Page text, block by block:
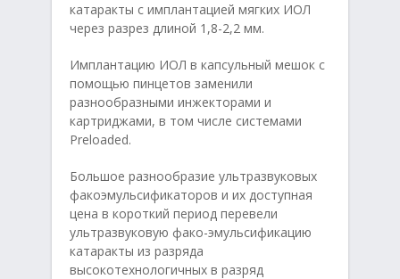
катаракты с имплантацией мягких ИОЛ
через разрез длиной 1,8-2,2 мм.
Имплантацию ИОЛ в капсульный мешок с
помощью пинцетов заменили
разнообразными инжекторами и
картриджами, в том числе системами
Preloaded.
Большое разнообразие ультразвуковых
факоэмульсификаторов и их доступная
цена в короткий период перевели
ультразвуковую фако-эмульсификацию
катаракты из разряда
высокотехнологичных в разряд